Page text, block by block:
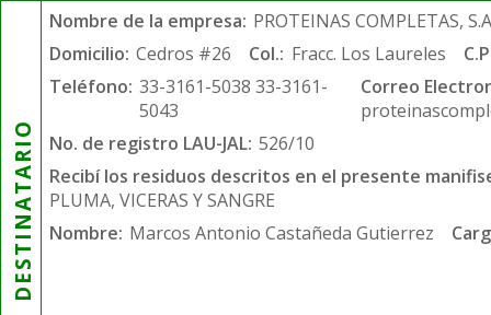
DESTINATARIO
Nombre de la empresa: PROTEINAS COMPLETAS,
Domicilio: Cedros #26 Col.: Fracc. Los Laureles
Teléfono: 33-3161-5038 33-3161-
5043
Correo
No. de registro LAU-JAL: 526/10
Recibí los residuos descritos en el presente
PLUMA, VICERAS Y SANGRE
Nombre: Marcos Antonio Castañeda Gutierrez